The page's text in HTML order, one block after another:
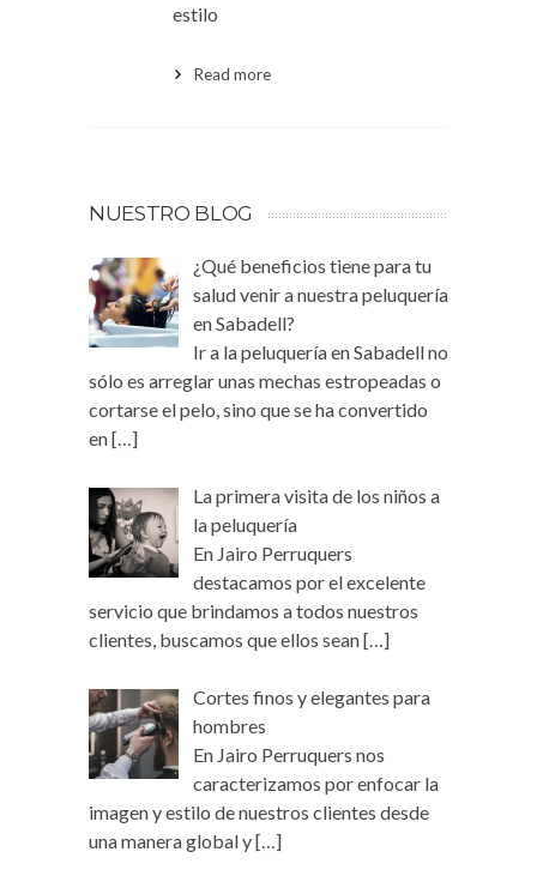
estilo
Read more
NUESTRO BLOG
¿Qué beneficios tiene para tu
salud venir a nuestra peluquería
en Sabadell?
Ir a la peluquería en Sabadell no
sólo es arreglar unas mechas estropeadas o
cortarse el pelo, sino que se ha convertido
en[…]
La primera visita de los niños a
la peluquería
En Jairo Perruquers
destacamos por el excelente
servicio que brindamos a todos nuestros
clientes, buscamos que ellos sean[…]
Cortes finos y elegantes para
hombres
En Jairo Perruquers nos
caracterizamos por enfocar la
imagen y estilo de nuestros clientes desde
una manera global y[…]